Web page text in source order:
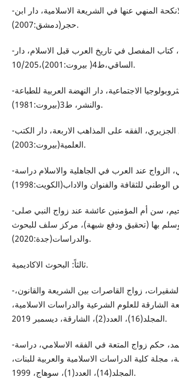
-تحسين بيرقدار، الانكحة المنهي عنها في الشريعة الاسلامية، دار ابن
حجر(دمشق:2007).
-جواد علي، كتاب المفصل في تاريخ العرب قبل الاسلام، دار
الساقي،ط4( بيروت:2001)،10/205.
-عاطف وصفي، الانثروبولوجيا الاجتماعية، دار النهضة العربية للطباعة
والنشر، ط3(بيروت:1981).
-عبدالرحمن الجزيري، الفقه على المذاهب الاربعة، دار الكتب
العلمية(بيروت:2003).
-عبدالسلام الترمانيني، الزواج عند العرب في الجاهلية والاسلام دراسة
-علاء ابراهيم عبدالرحيم، سن أم المؤمنين عائشة عند زواج النبي صلى
وسلم بها (تحقيق ودفع شبهة)، مركز سلف للبحوث
والدراسات(جدة:2020).
ثالثاً: البحوث الاكاديمية.
-صالح خالد صالح الشقيرات، زواج القاصرات بين الشريعة والقانون،
الشارقة للعلوم الشرعية والدراسات الاسلامية،
المجلد(16)، العدد(2)، الشارقة، ديسمبر 2019.
-مصطفى فخري احمد، حكم زواج المتعة في الفقه الاسلامي، دراسة
مجلة كلية الدراسات الاسلامية والعربية للبنات،
المجلد(14)، العدد(1)، سوهاج، 1999.